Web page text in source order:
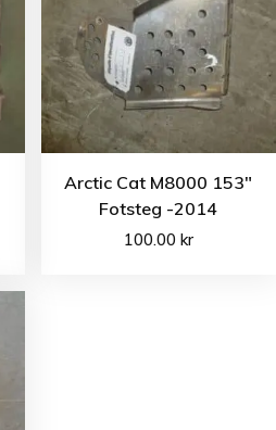
Arctic Cat M8000 153″
Fotsteg -2014
100.00 kr